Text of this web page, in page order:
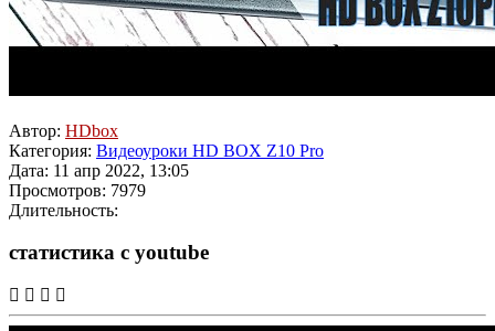
Автор: HDbox
Категория: Видеоуроки HD BOX Z10 Pro
Дата: 11 апр 2022, 13:05
Просмотров: 7979
Длительность:
статистика с youtube